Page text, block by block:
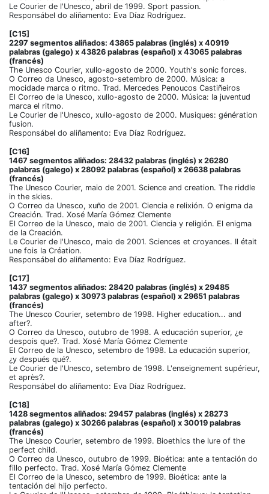
Le Courier de l'Unesco, abril de 1999. Sport passion.
Responsábel do aliñamento: Eva Díaz Rodríguez.
[C15]
2297 segmentos aliñados: 43865 palabras (inglés) x 40919
palabras (galego) x 43826 palabras (español) x 43065 palabras
(francés)
The Unesco Courier, xullo-agosto de 2000. Youth's sonic forces.
O Correo da Unesco, agosto-setembro de 2000. Música: a
mocidade marca o ritmo. Trad. Mercedes Penoucos Castiñeiros
El Correo de la Unesco, xullo-agosto de 2000. Música: la juventud
marca el ritmo.
Le Courier de l'Unesco, xullo-agosto de 2000. Musiques: génération
fusion.
Responsábel do aliñamento: Eva Díaz Rodríguez.
[C16]
1467 segmentos aliñados: 28432 palabras (inglés) x 26280
palabras (galego) x 28092 palabras (español) x 26638 palabras
(francés)
The Unesco Courier, maio de 2001. Science and creation. The riddle
in the skies.
O Correo da Unesco, xuño de 2001. Ciencia e relixión. O enigma da
Creación. Trad. Xosé María Gómez Clemente
El Correo de la Unesco, maio de 2001. Ciencia y religión. El enigma
de la Creación.
Le Courier de l'Unesco, maio de 2001. Sciences et croyances. Il était
une fois la Création.
Responsábel do aliñamento: Eva Díaz Rodríguez.
[C17]
1437 segmentos aliñados: 28420 palabras (inglés) x 29485
palabras (galego) x 30973 palabras (español) x 29651 palabras
(francés)
The Unesco Courier, setembro de 1998. Higher education... and
after?.
O Correo da Unesco, outubro de 1998. A educación superior, ¿e
despois que?. Trad. Xosé María Gómez Clemente
El Correo de la Unesco, setembro de 1998. La educación superior,
¿y después qué?.
Le Courier de l'Unesco, setembro de 1998. L'enseignement supérieur,
et après?.
Responsábel do aliñamento: Eva Díaz Rodríguez.
[C18]
1428 segmentos aliñados: 29457 palabras (inglés) x 28273
palabras (galego) x 30266 palabras (español) x 30019 palabras
(francés)
The Unesco Courier, setembro de 1999. Bioethics the lure of the
perfect child.
O Correo da Unesco, outubro de 1999. Bioética: ante a tentación do
fillo perfecto. Trad. Xosé María Gómez Clemente
El Correo de la Unesco, setembro de 1999. Bioética: ante la
tentación del hijo perfecto.